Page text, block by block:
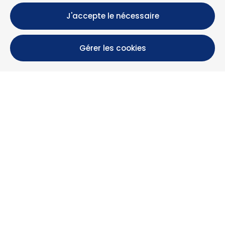
J'accepte le nécessaire
Gérer les cookies